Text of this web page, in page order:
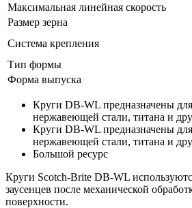
Максимальная линейная скорость
Размер зерна
Система крепления
Тип формы
Форма выпуска
Круги DB-WL предназначены
нержавеющей стали, титана и
Круги DB-WL предназначены
нержавеющей стали, титана и
Большой ресурс
Круги Scotch-Brite DB-WL
заусенцев после механической
поверхности.